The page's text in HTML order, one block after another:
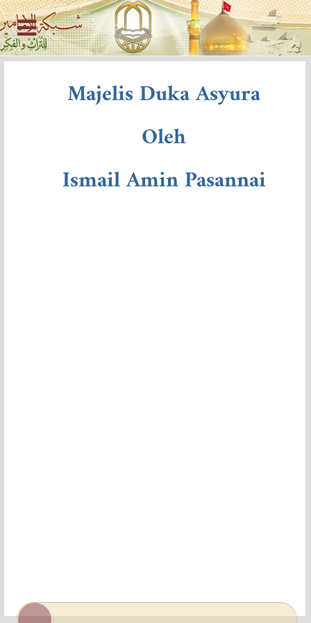
Majelis Duka Asyura
Oleh
Ismail Amin Pasannai